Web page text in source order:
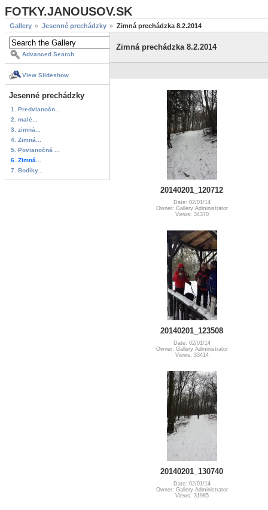
FOTKY.JANOUSOV.SK
Gallery Jesenné prechádzky Zimná prechádzka 8.2.2014
Advanced Search
View Slideshow
Jesenné prechádzky
1. Predvianočn...
2. malé...
3. zimná...
4. Zimná...
5. Povianočná ...
6. Zimná...
7. Bodíky...
Zimná prechádzka 8.2.2014
20140201_120712
Date: 02/01/14
Owner: Gallery Administrator
Views: 34370
20140201_123508
Date: 02/01/14
Owner: Gallery Administrator
Views: 33414
20140201_130740
Date: 02/01/14
Owner: Gallery Administrator
Views: 31985